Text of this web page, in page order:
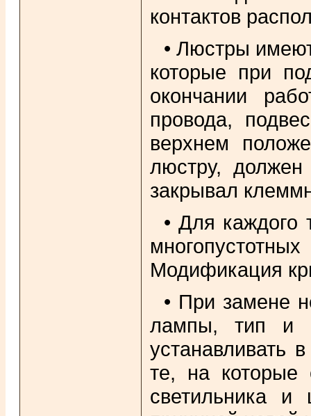
контактов
• Люстры
которые при
окончании
провода,
верхнем
люстру,
закрывал
• Для каждого
Модификация
• При замене
лампы, тип и
устанавливать
те, на которые
светильника